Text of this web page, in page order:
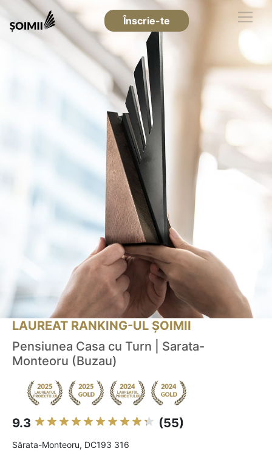
Înscrie-te
LAUREAT RANKING-UL ȘOIMII
Pensiunea Casa cu Turn | Sarata-
Monteoru (Buzau)
9.3 (55)
Sărata-Monteoru, DC193 316